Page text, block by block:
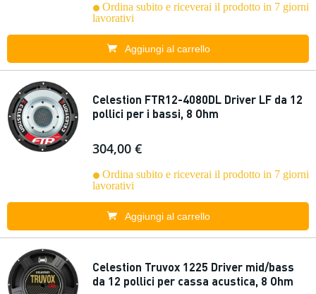
Ordina subito e riceverai il prodotto in 7 giorni
lavorativi
Aggiungi al carrello
Celestion FTR12-4080DL Driver LF da 12
pollici per i bassi, 8 Ohm
304,00 €
Ordina subito e riceverai il prodotto in 7 giorni
lavorativi
Aggiungi al carrello
Celestion Truvox 1225 Driver mid/bass
da 12 pollici per cassa acustica, 8 Ohm